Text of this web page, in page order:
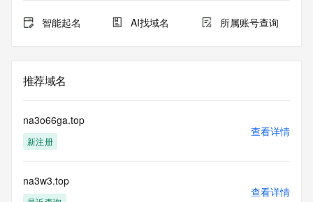
智能起名 AI找域名 所属账号查询
推荐域名
na3o66ga.top
新注册
查看详情
na3w3.top
查看详情